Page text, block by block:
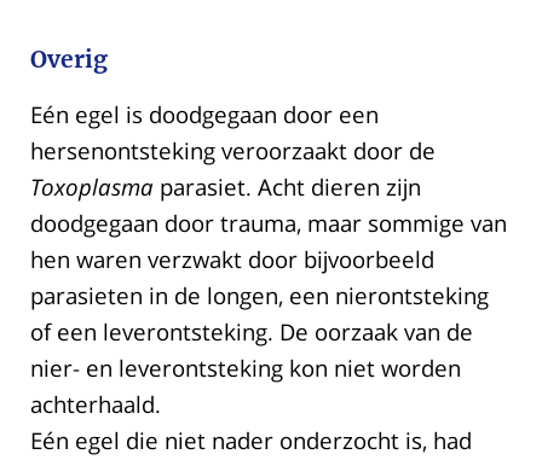
Overig
Eén egel is doodgegaan door een
hersenontsteking veroorzaakt door de
Toxoplasma parasiet. Acht dieren zijn
doodgegaan door trauma, maar sommige van
hen waren verzwakt door bijvoorbeeld
parasieten in de longen, een nierontsteking
of een leverontsteking. De oorzaak van de
nier- en leverontsteking kon niet worden
achterhaald.
Eén egel die niet nader onderzocht is, had